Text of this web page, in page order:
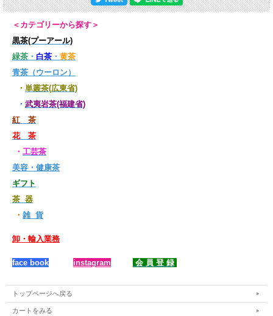
＜カテゴリーから探す＞
黒茶(プーアール)
緑茶 ・ 白茶 ・ 黄茶
青茶（ウーロン）
・ 単叢茶(広東省)
・ 武夷岩茶(福建省)
紅 茶
花 茶
・ 工芸茶
美容・健康茶
ギフト
茶 器
・ 雑 貨
卸・輸入業務
face book instagram 会 員 登 録
トップページへ戻る
カートをみる